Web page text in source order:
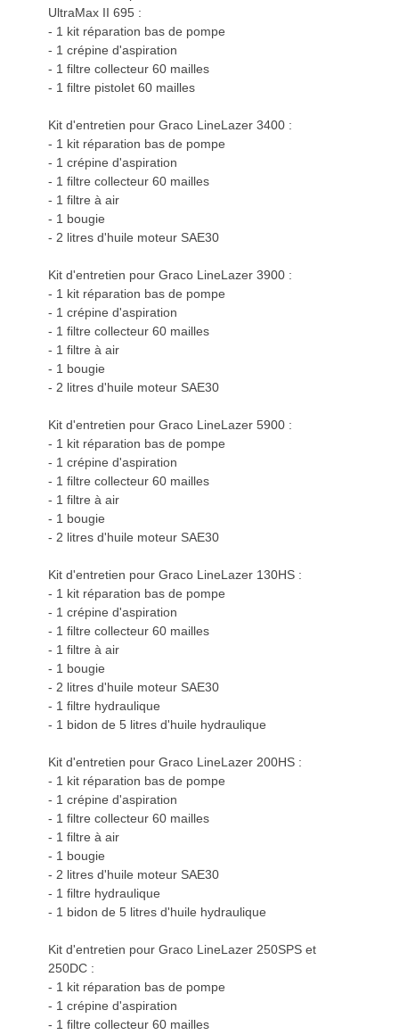
UltraMax II 695 :
- 1 kit réparation bas de pompe
- 1 crépine d'aspiration
- 1 filtre collecteur 60 mailles
- 1 filtre pistolet 60 mailles
Kit d'entretien pour Graco LineLazer 3400 :
- 1 kit réparation bas de pompe
- 1 crépine d'aspiration
- 1 filtre collecteur 60 mailles
- 1 filtre à air
- 1 bougie
- 2 litres d'huile moteur SAE30
Kit d'entretien pour Graco LineLazer 3900 :
- 1 kit réparation bas de pompe
- 1 crépine d'aspiration
- 1 filtre collecteur 60 mailles
- 1 filtre à air
- 1 bougie
- 2 litres d'huile moteur SAE30
Kit d'entretien pour Graco LineLazer 5900 :
- 1 kit réparation bas de pompe
- 1 crépine d'aspiration
- 1 filtre collecteur 60 mailles
- 1 filtre à air
- 1 bougie
- 2 litres d'huile moteur SAE30
Kit d'entretien pour Graco LineLazer 130HS :
- 1 kit réparation bas de pompe
- 1 crépine d'aspiration
- 1 filtre collecteur 60 mailles
- 1 filtre à air
- 1 bougie
- 2 litres d'huile moteur SAE30
- 1 filtre hydraulique
- 1 bidon de 5 litres d'huile hydraulique
Kit d'entretien pour Graco LineLazer 200HS :
- 1 kit réparation bas de pompe
- 1 crépine d'aspiration
- 1 filtre collecteur 60 mailles
- 1 filtre à air
- 1 bougie
- 2 litres d'huile moteur SAE30
- 1 filtre hydraulique
- 1 bidon de 5 litres d'huile hydraulique
Kit d'entretien pour Graco LineLazer 250SPS et
250DC :
- 1 kit réparation bas de pompe
- 1 crépine d'aspiration
- 1 filtre collecteur 60 mailles